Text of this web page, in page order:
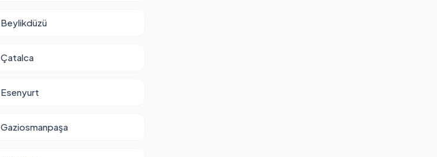
Beylikdüzü
Çatalca
Esenyurt
Gaziosmanpaşa